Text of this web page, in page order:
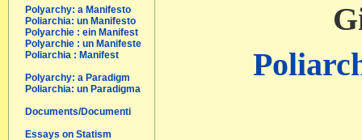
Polyarchy: a Manifesto
Poliarchia: un Manifesto
Polyarchie : ein Manifest
Polyarchie : un Manifeste
Poliarchia : Manifest
Polyarchy: a Paradigm
Poliarchia: un Paradigma
Documents/Documenti
Essays on Statism